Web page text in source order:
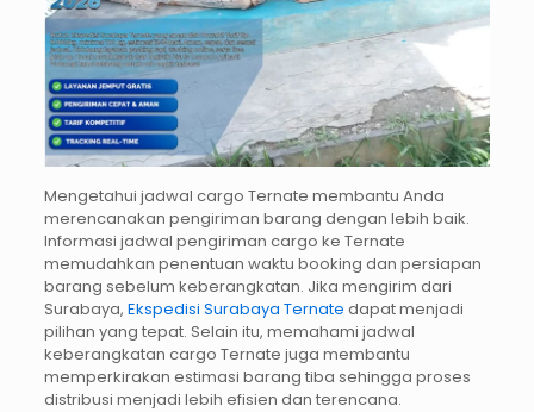
Mengetahui jadwal cargo Ternate membantu Anda
merencanakan pengiriman barang dengan lebih baik.
Informasi jadwal pengiriman cargo ke Ternate
memudahkan penentuan waktu booking dan persiapan
barang sebelum keberangkatan. Jika mengirim dari
Surabaya, Ekspedisi Surabaya Ternate dapat menjadi
pilihan yang tepat. Selain itu, memahami jadwal
keberangkatan cargo Ternate juga membantu
memperkirakan estimasi barang tiba sehingga proses
distribusi menjadi lebih efisien dan terencana.